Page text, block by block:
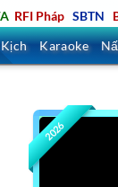
RFI Pháp SBTN
Karaoke
2026